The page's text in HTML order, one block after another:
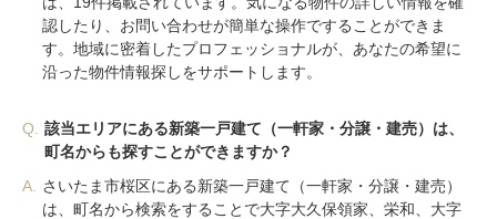
認したり、お問い合わせが簡単な操作ですることができま
す。地域に密着したプロフェッショナルが、あなたの希望に
沿った物件情報探しをサポートします。
Q.
該当エリアにある新築一戸建て（一軒家・分譲・建売）は、
町名からも探すことができますか？
A.
さいたま市桜区にある新築一戸建て（一軒家・分譲・建売）
は、町名から検索をすることで大字大久保領家、栄和、大字